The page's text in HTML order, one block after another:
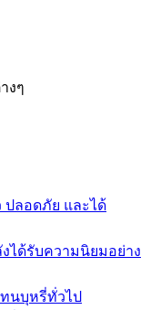
งๆ
ปลอดภัย และได้
ลังได้รับความนิยมอย่าง
นบุหรี่ทั่วไป